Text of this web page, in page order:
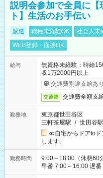
説明会参加で全員に
ト】生活のお手伝い
派遣 職種未経験OK 社会人未
WEB登録・面接OK
給与
無資格未経験：時給
収1万2000円以上
交通費別途支給あり
交通費 交通費全額支
勤務地
東京都世田谷区
三軒茶屋駅 / 世田谷駅
≪自宅からドアto
します。
勤務時間
9:00～18:00（休憩60分） ■ご希望があれば下記シフト
早番 7:00～16:00 遅番 10:00～19:00
い」 「余裕を持って